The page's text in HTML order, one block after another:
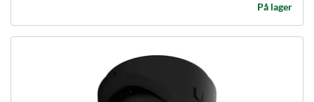
På lager